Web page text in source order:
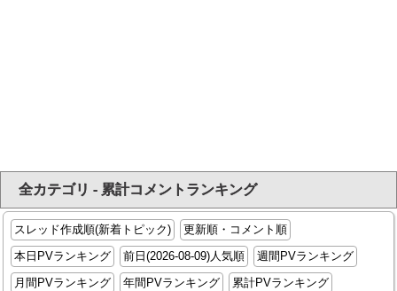
全カテゴリ - 累計コメントランキング
スレッド作成順(新着トピック)
更新順・コメント順
本日PVランキング
前日(2026-08-09)人気順
週間PVランキング
月間PVランキング
年間PVランキング
累計PVランキング